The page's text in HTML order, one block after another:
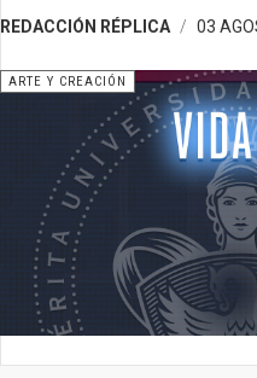
REDACCIÓN RÉPLICA 03
ARTE Y CREACIÓN